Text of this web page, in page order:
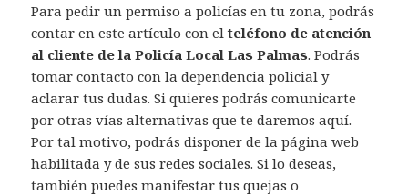
Para pedir un permiso a policías en tu zona, podrás
contar en este artículo con elteléfono de atención
al cliente de la Policía Local Las Palmas. Podrás
tomar contacto con la dependencia policial y
aclarar tus dudas. Si quieres podrás comunicarte
por otras vías alternativas que te daremos aquí.
Por tal motivo, podrás disponer de la página web
habilitada y de sus redes sociales. Si lo deseas,
también puedes manifestar tus quejas o